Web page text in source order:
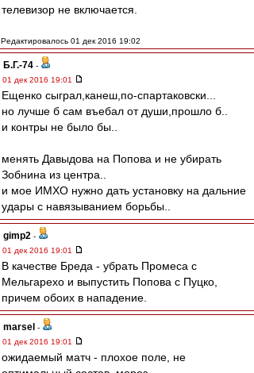
телевизор не включается.
Редактировалось 01 дек 2016 19:02
Б.Г.-74 -
01 дек 2016 19:01
Ещенко сыграл,канеш,по-спартаковски...
но лучше б сам въeбaл от души,прошло б..
и контры не было бы..
менять Давыдова на Попова и не убирать
Зобнина из центра..
и мое ИМХО нужно дать установку на дальние
удары с навязыванием борьбы..
gimp2 -
01 дек 2016 19:01
В качестве Бреда - убрать Промеса с
Мельгарехо и выпустить Попова с Пуцко,
причем обоих в нападение.
marsel -
01 дек 2016 19:01
ожидаемый матч - плохое поле, не